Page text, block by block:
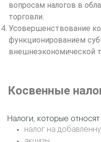
вопросам налогов в
торговли.
Усовершенствование
функционированием
внешнеэкономической
Косвенные
Налоги, которые
налог на